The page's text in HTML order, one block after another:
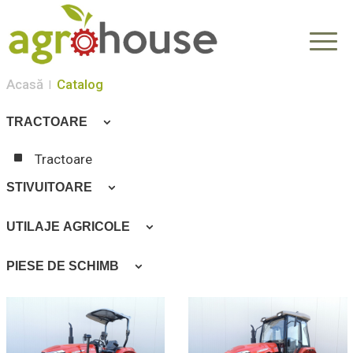
Acasă Catalog
TRACTOARE
Tractoare
STIVUITOARE
Stivuitoare
UTILAJE AGRICOLE
Cositori
Balotieră
Burghiu
PIESE DE SCHIMB
Cardane